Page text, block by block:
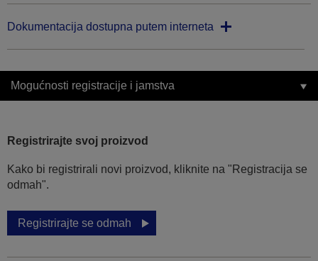
Dokumentacija dostupna putem interneta
Mogućnosti registracije i jamstva
Registrirajte svoj proizvod
Kako bi registrirali novi proizvod, kliknite na "Registracija se
odmah".
Registrirajte se odmah